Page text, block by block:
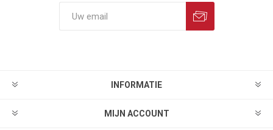
INFORMATIE
MIJN ACCOUNT